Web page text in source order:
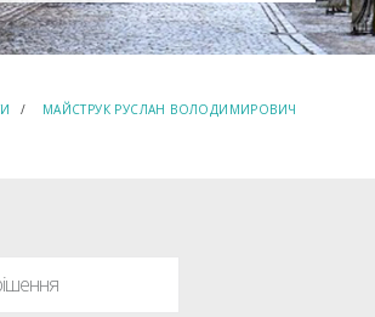
МАЙСТРУК РУСЛАН ВОЛОДИМИРОВИЧ